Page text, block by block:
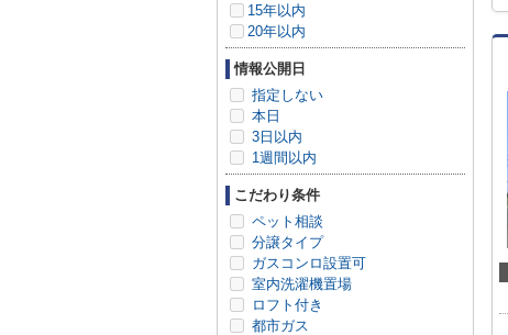
15年以内
20年以内
情報公開日
指定しない
本日
3日以内
1週間以内
こだわり条件
ペット相談
分譲タイプ
ガスコンロ設置可
室内洗濯機置場
ロフト付き
都市ガス